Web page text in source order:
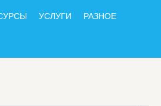
УСЛУГИ РАЗНОЕ